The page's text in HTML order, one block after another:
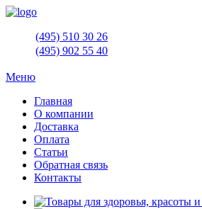
(495) 510 30 26
(495) 902 55 40
Меню
Главная
О компании
Доставка
Оплата
Статьи
Обратная связь
Контакты